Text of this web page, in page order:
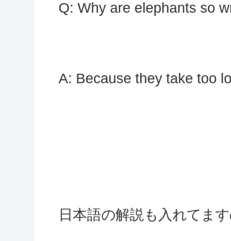
Q: Why are elephants so
A: Because they take too
日本語の解説も入れてます